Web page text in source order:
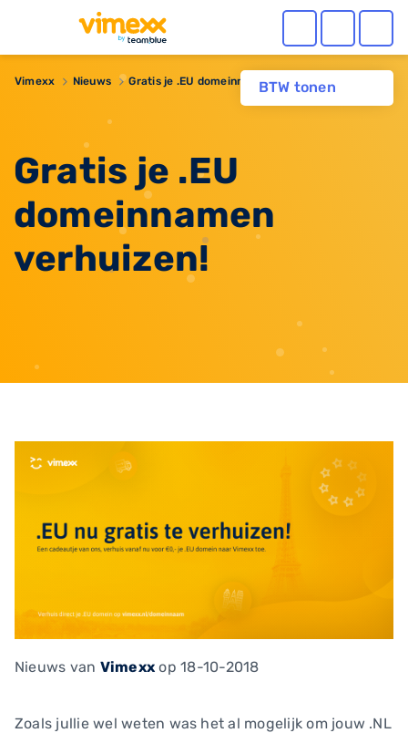
BTW tonen
Vimexx Nieuws Gratis je .EU domeinnamen verhuizen!
Gratis je .EU
domeinnamen
verhuizen!
Nieuws van Vimexx op 18-10-2018
Zoals jullie wel weten was het al mogelijk om jouw .NL